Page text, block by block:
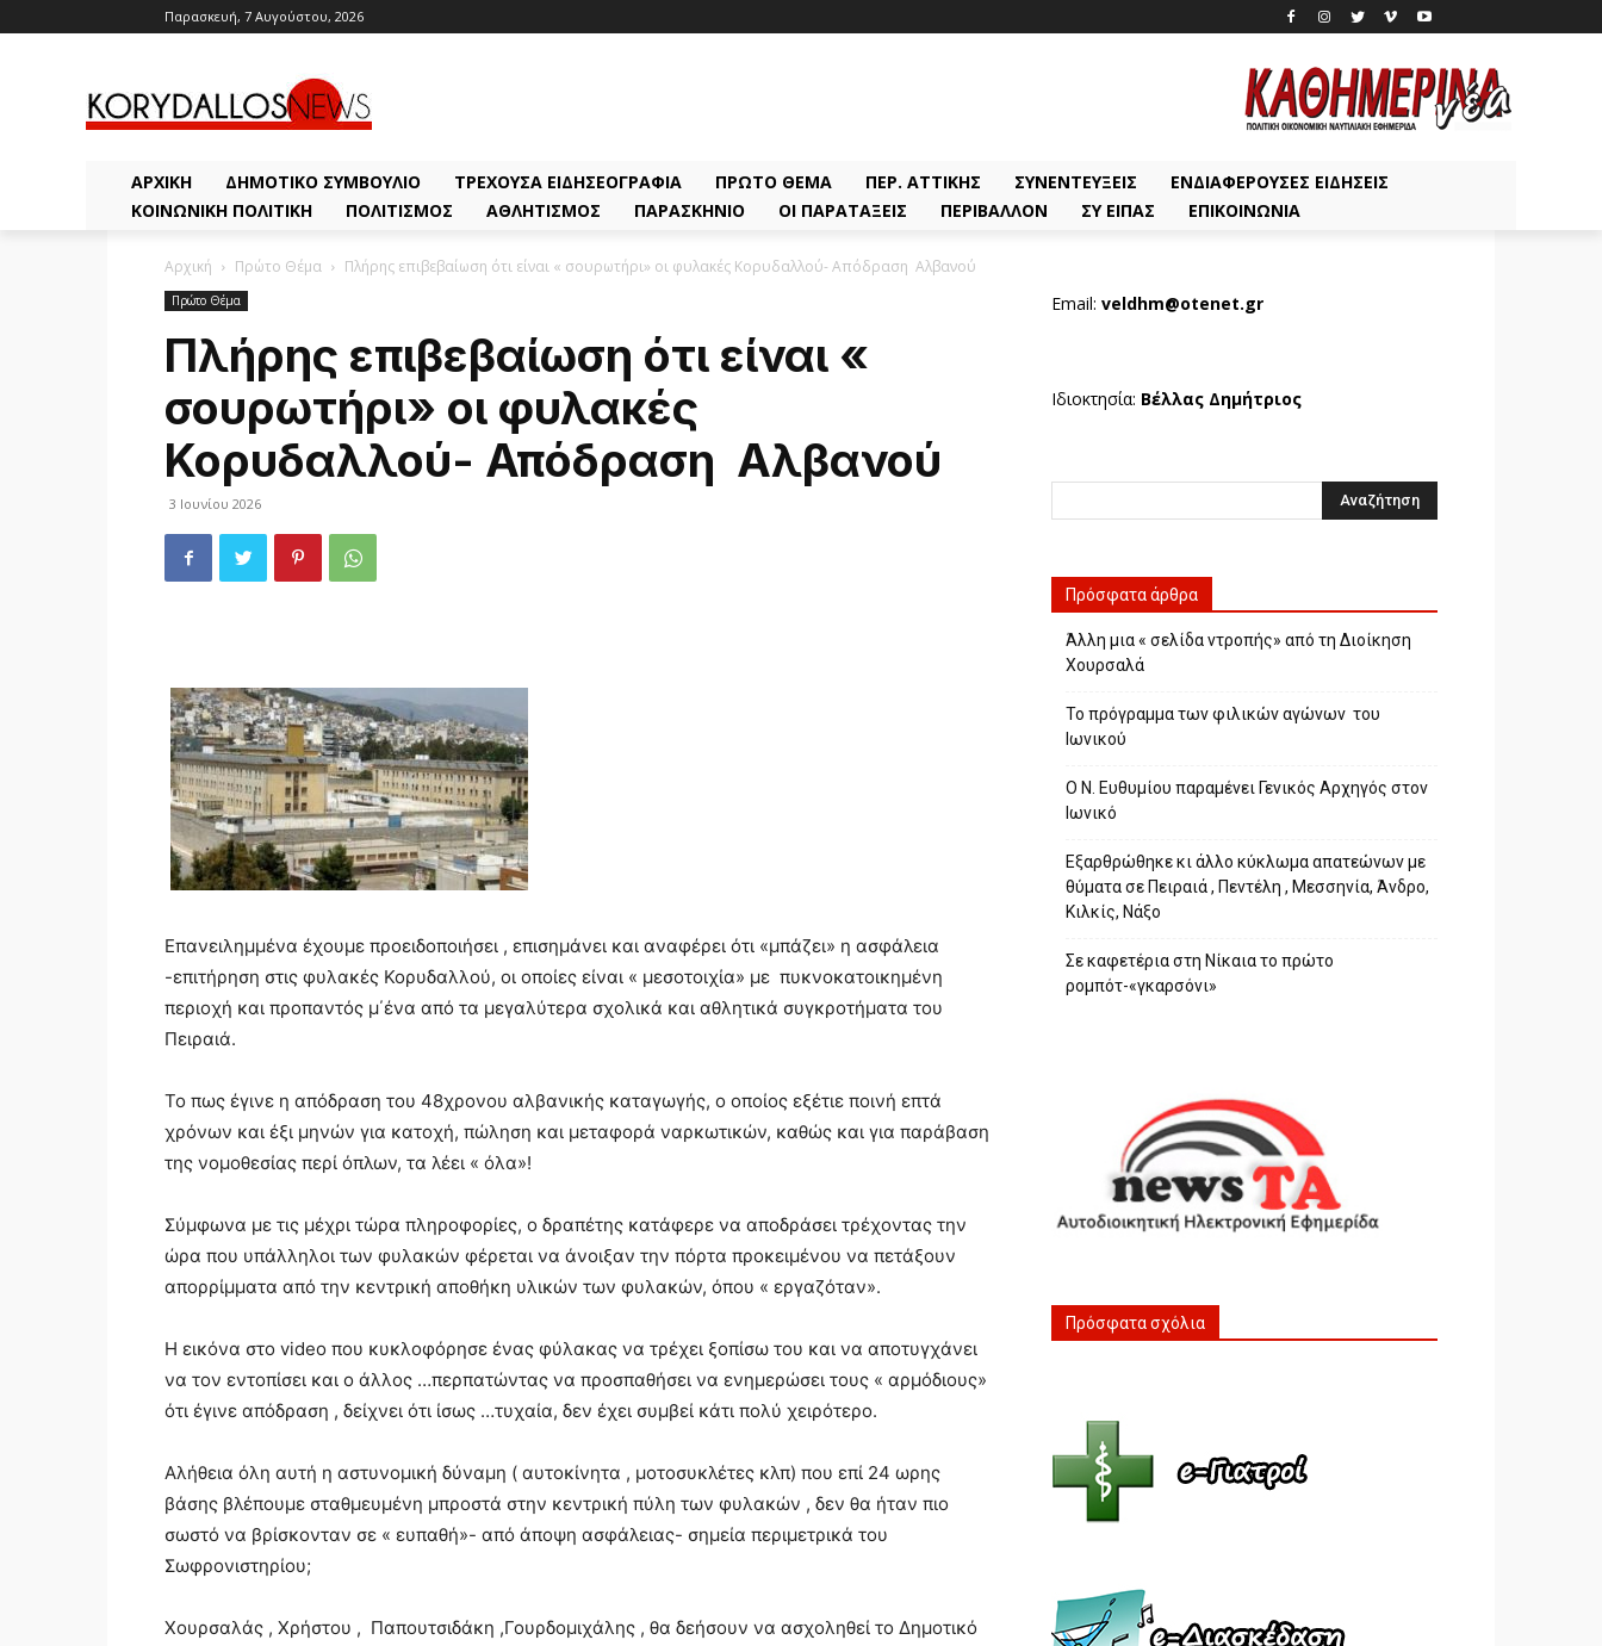
Παρασκευή, 7 Αυγούστου, 2026
ΑΡΧΙΚΗ ΔΗΜΟΤΙΚΌ ΣΥΜΒΟΎΛΙΟ ΤΡΈΧΟΥΣΑ ΕΙΔΗΣΕΟΓΡΑΦΊΑ ΠΡΏΤΟ ΘΈΜΑ ΠΕΡ. ΑΤΤΙΚΉΣ ΣΥΝΕΝΤΕΎΞΕΙΣ
ΕΝΔΙΑΦΈΡΟΥΣΕΣ ΕΙΔΉΣΕΙΣ
ΚΟΙΝΩΝΙΚΉ ΠΟΛΙΤΙΚΉ
ΠΟΛΙΤΙΣΜΌΣ ΑΘΛΗΤΙΣΜΌΣ ΠΑΡΑΣΚΉΝΙΟ ΟΙ ΠΑΡΑΤΆΞΕΙΣ ΠΕΡΙΒΆΛΛΟΝ ΣΥ ΕΊΠΑΣ ΕΠΙΚΟΙΝΩΝΊΑ
Αρχική Πρώτο Θέμα Πλήρης επιβεβαίωση ότι είναι « σουρωτήρι» οι φυλακές Κορυδαλλού- Απόδραση Αλβανού
Πρώτο Θέμα
Πλήρης επιβεβαίωση ότι είναι «
σουρωτήρι» οι φυλακές
Κορυδαλλού- Απόδραση Αλβανού
3 Ιουνίου 2026
Επανειλημμένα έχουμε προειδοποιήσει , επισημάνει και αναφέρει ότι «μπάζει» η ασφάλεια
-επιτήρηση στις φυλακές Κορυδαλλού, οι οποίες είναι « μεσοτοιχία» με πυκνοκατοικημένη
περιοχή και προπαντός μ΄ένα από τα μεγαλύτερα σχολικά και αθλητικά συγκροτήματα του
Πειραιά.
Το πως έγινε η απόδραση του 48χρονου αλβανικής καταγωγής, ο οποίος εξέτιε ποινή επτά
χρόνων και έξι μηνών για κατοχή, πώληση και μεταφορά ναρκωτικών, καθώς και για παράβαση
της νομοθεσίας περί όπλων, τα λέει « όλα»!
Σύμφωνα με τις μέχρι τώρα πληροφορίες, ο δραπέτης κατάφερε να αποδράσει τρέχοντας την
ώρα που υπάλληλοι των φυλακών φέρεται να άνοιξαν την πόρτα προκειμένου να πετάξουν
απορρίμματα από την κεντρική αποθήκη υλικών των φυλακών, όπου « εργαζόταν».
Η εικόνα στo video που κυκλοφόρησε ένας φύλακας να τρέχει ξοπίσω του και να αποτυγχάνει
να τον εντοπίσει και ο άλλος …περπατώντας να προσπαθήσει να ενημερώσει τους « αρμόδιους»
ότι έγινε απόδραση , δείχνει ότι ίσως …τυχαία, δεν έχει συμβεί κάτι πολύ χειρότερο.
Αλήθεια όλη αυτή η αστυνομική δύναμη ( αυτοκίνητα , μοτοσυκλέτες κλπ) που επί 24 ωρης
βάσης βλέπουμε σταθμευμένη μπροστά στην κεντρική πύλη των φυλακών , δεν θα ήταν πιο
σωστό να βρίσκονταν σε « ευπαθή»- από άποψη ασφάλειας- σημεία περιμετρικά του
Σωφρονιστηρίου;
Χουρσαλάς , Χρήστου , Παπουτσιδάκη ,Γουρδομιχάλης , θα δεήσουν να ασχοληθεί το Δημοτικό
Email: veldhm@otenet.gr
Ιδιοκτησία: Βέλλας Δημήτριος
Πρόσφατα άρθρα
Άλλη μια « σελίδα ντροπής» από τη Διοίκηση
Χουρσαλά
Το πρόγραμμα των φιλικών αγώνων του
Ιωνικού
Ο Ν. Ευθυμίου παραμένει Γενικός Αρχηγός στον
Ιωνικό
Εξαρθρώθηκε κι άλλο κύκλωμα απατεώνων με
θύματα σε Πειραιά , Πεντέλη , Μεσσηνία, Άνδρο,
Κιλκίς, Νάξο
Σε καφετέρια στη Νίκαια το πρώτο
ρομπότ-«γκαρσόνι»
Πρόσφατα σχόλια